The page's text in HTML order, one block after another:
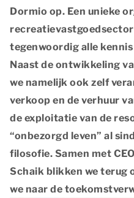
Dormio op. Een unieke
tegenwoordig alle
Naast de ontwikkeling
we namelijk ook zelf
verkoop en de verhuur
de exploitatie van de
“onbezorgd leven” al
filosofie. Samen met
Schaik blikken we terug
we naar de